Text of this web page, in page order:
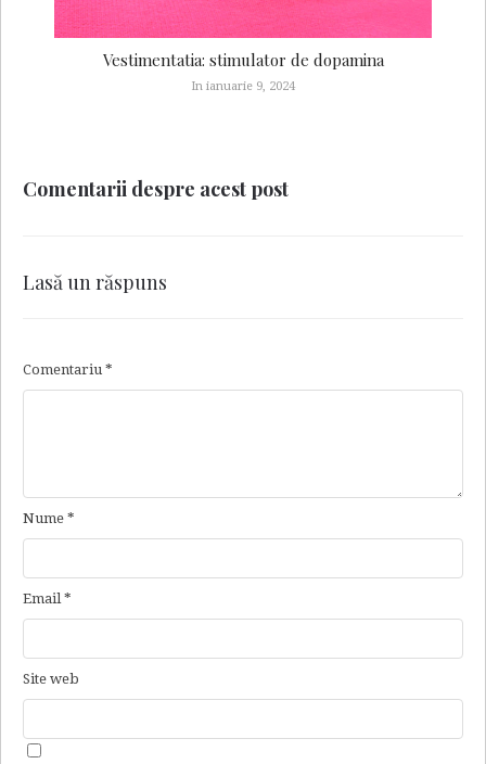
Vestimentatia: stimulator de dopamina
In ianuarie 9, 2024
Comentarii despre acest post
Lasă un răspuns
Comentariu *
Nume *
Email *
Site web